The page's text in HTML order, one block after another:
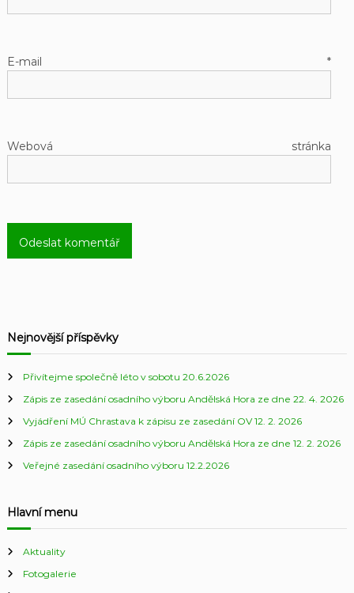
E-mail*
Webová stránka
Nejnovější příspěvky
Přivítejme společně léto v sobotu 20.6.2026
Zápis ze zasedání osadního výboru Andělská Hora ze dne 22. 4. 2026
Vyjádření MÚ Chrastava k zápisu ze zasedání OV 12. 2. 2026
Zápis ze zasedání osadního výboru Andělská Hora ze dne 12. 2. 2026
Veřejné zasedání osadního výboru 12.2.2026
Hlavní menu
Aktuality
Fotogalerie